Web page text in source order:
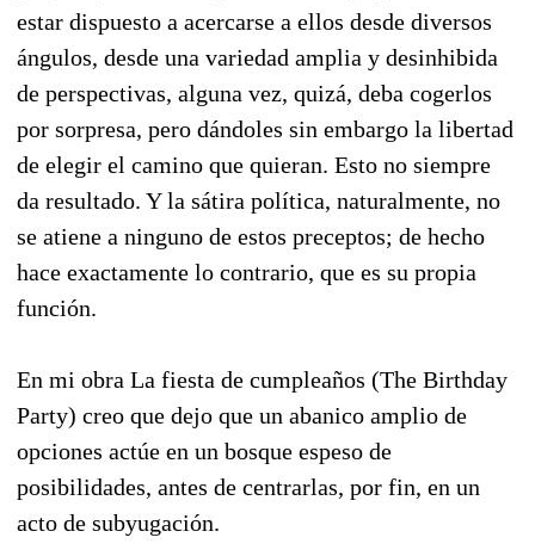
estar dispuesto a acercarse a ellos desde diversos
ángulos, desde una variedad amplia y desinhibida
de perspectivas, alguna vez, quizá, deba cogerlos
por sorpresa, pero dándoles sin embargo la libertad
de elegir el camino que quieran. Esto no siempre
da resultado. Y la sátira política, naturalmente, no
se atiene a ninguno de estos preceptos; de hecho
hace exactamente lo contrario, que es su propia
función.
En mi obra La fiesta de cumpleaños (The Birthday
Party) creo que dejo que un abanico amplio de
opciones actúe en un bosque espeso de
posibilidades, antes de centrarlas, por fin, en un
acto de subyugación.